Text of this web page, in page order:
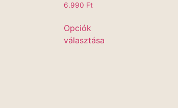
6.990 Ft
Opciók
választása